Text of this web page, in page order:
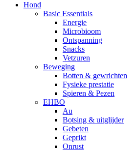
Hond
Basic Essentials
Energie
Microbioom
Ontspanning
Snacks
Vetzuren
Beweging
Botten & gewrichten
Fysieke prestatie
Spieren & Pezen
EHBO
Au
Botsing & uitglijder
Gebeten
Geprikt
Onrust